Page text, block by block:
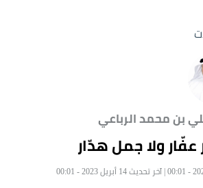
بن محمد الرباعي
عفّار ولا جمل هدّار